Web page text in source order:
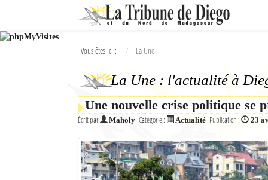
Ok
L'actualité à Diego Suarez
Vous êtes ici : La Une
La Une : l'actualité à
Une nouvelle crise politique se
Écrit par Maholy Catégorie : Actualité Publication : 23